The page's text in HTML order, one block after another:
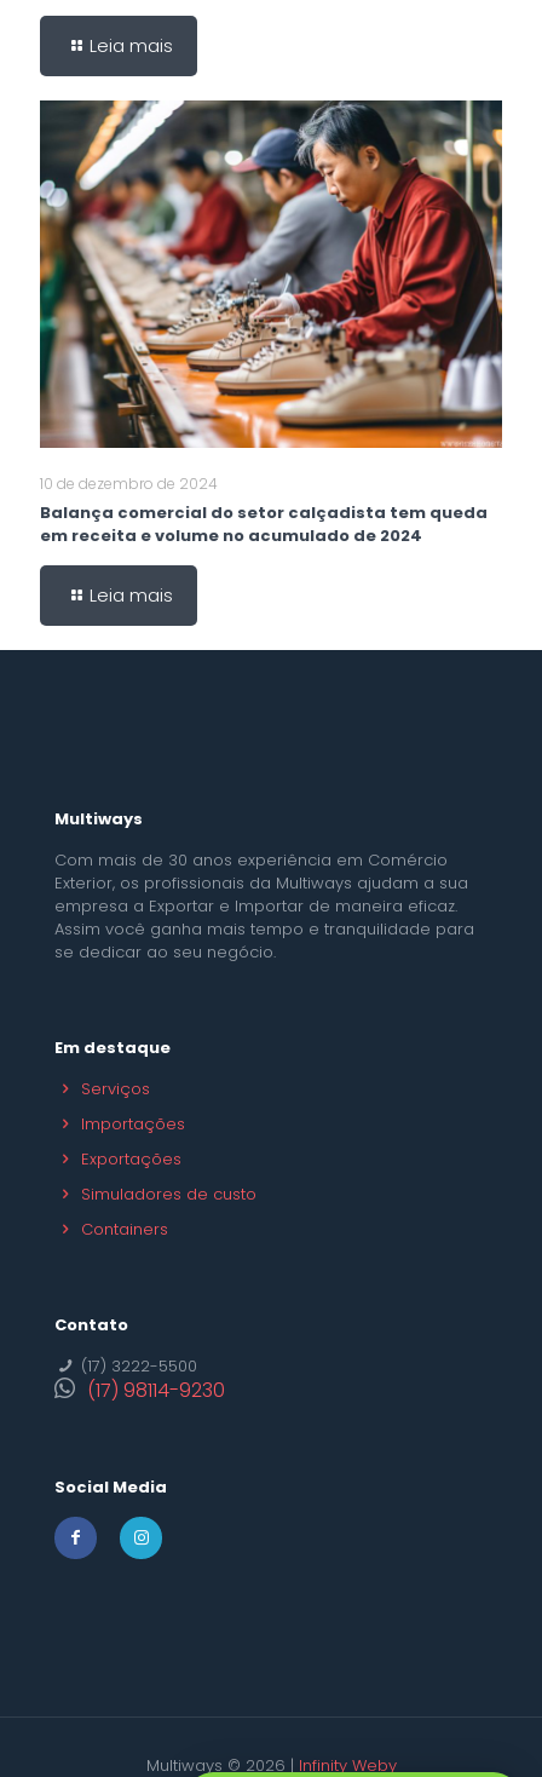
Leia mais
10 de dezembro de 2024
Balança comercial do setor calçadista tem queda
em receita e volume no acumulado de 2024
Leia mais
Multiways
Com mais de 30 anos experiência em Comércio
Exterior, os profissionais da Multiways ajudam a sua
empresa a Exportar e Importar de maneira eficaz.
Assim você ganha mais tempo e tranquilidade para
se dedicar ao seu negócio.
Em destaque
Serviços
Importações
Exportações
Simuladores de custo
Containers
Contato
(17) 3222-5500
(17) 98114-9230
Social Media
Multiways © 2026 | Infinity Weby